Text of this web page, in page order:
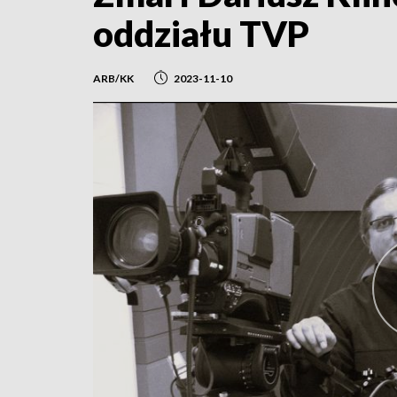
oddziału TVP
ARB/KK 2023-11-10